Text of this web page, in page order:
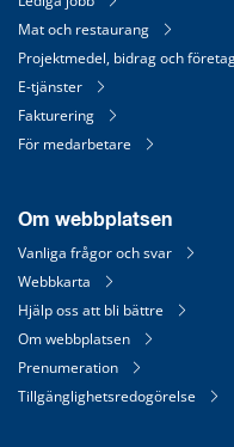
Mat och restaurang
Projektmedel, bidrag och
E-tjänster
Fakturering
För medarbetare
Om webbplatsen
Vanliga frågor och svar
Webbkarta
Hjälp oss att bli bättre
Om webbplatsen
Prenumeration
Tillgänglighetsredogörelse